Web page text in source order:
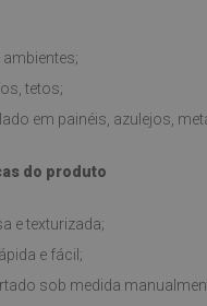
ambientes;
tetos;
em painéis, azulejos,
do produto
e texturizada;
e fácil;
sob medida